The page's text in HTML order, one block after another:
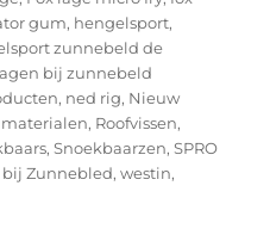
gum, hengelsport,
zunnebeld de
bij zunnebeld
, ned rig, Nieuw
materialen, Roofvissen,
,Snoekbaarzen,SPRO
Zunnebled,westin,